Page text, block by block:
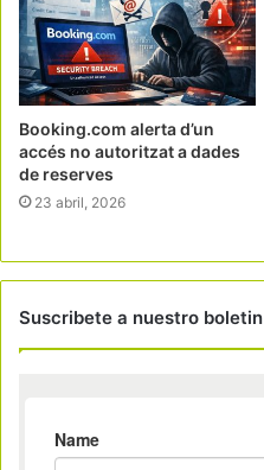
Booking.com alerta d’un
accés no autoritzat a dades
de reserves
23 abril, 2026
Suscribete a nuestro boletin